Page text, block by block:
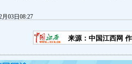
月03日08:27
来源：中国江西网